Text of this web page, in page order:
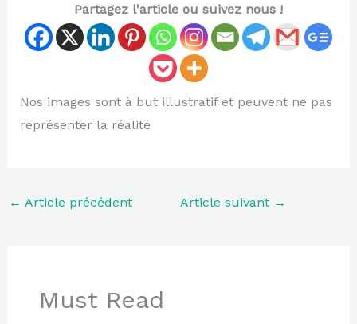
Partagez l'article ou suivez nous !
Nos images sont à but illustratif et peuvent ne pas
représenter la réalité
← Article précédent Article suivant →
Must Read